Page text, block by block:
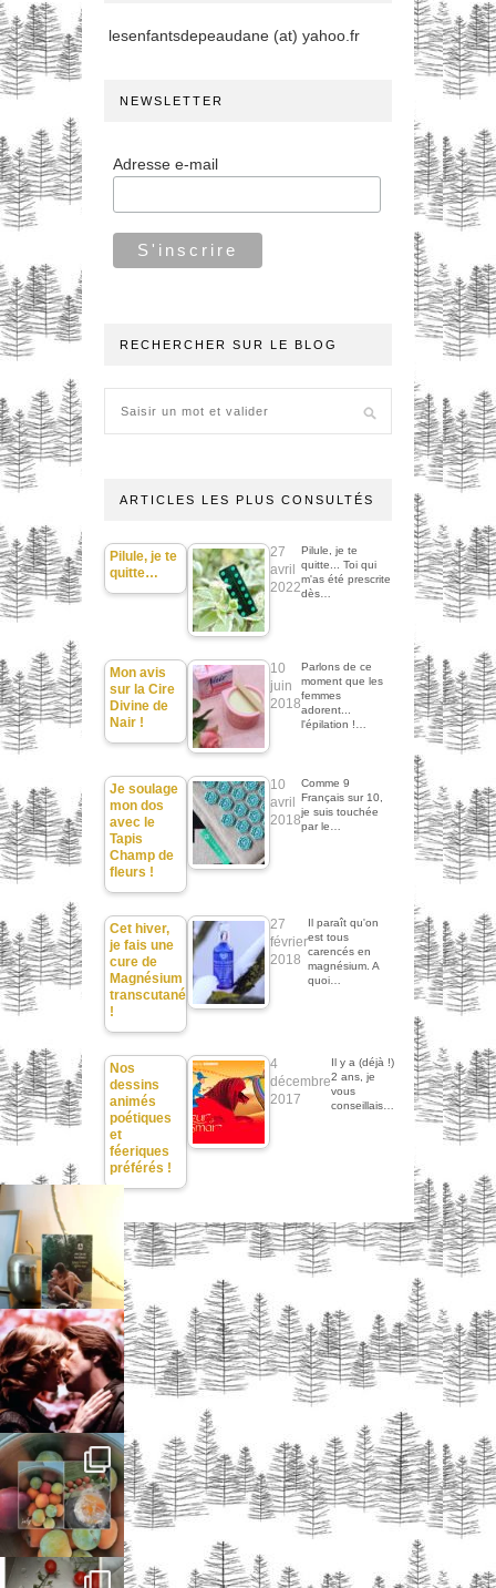
lesenfantsdepeaudane (at) yahoo.fr
NEWSLETTER
Adresse e-mail
RECHERCHER SUR LE BLOG
ARTICLES LES PLUS CONSULTÉS
Pilule, je te
quitte…
27
avril
2022
Pilule, je te
quitte... Toi qui
m'as été prescrite
dès…
Mon avis
sur la Cire
Divine de
Nair !
10
juin
2018
Parlons de ce
moment que les
femmes
adorent...
l'épilation !…
Je soulage
mon dos
avec le
Tapis
Champ de
fleurs !
10
avril
2018
Comme 9
Français sur 10,
je suis touchée
par le…
Cet hiver,
je fais une
cure de
Magnésium
transcutané
!
27
février
2018
Il paraît qu'on
est tous
carencés en
magnésium. A
quoi…
Nos
dessins
animés
poétiques
et
féeriques
préférés !
4
décembre
2017
Il y a (déjà !)
2 ans, je
vous
conseillais…